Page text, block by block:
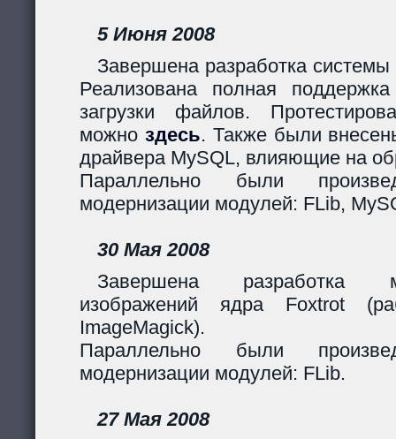
5 Июня 2008
Завершена разработка
Реализована полная
загрузки файлов.
можно здесь. Также были
драйвера MySQL, влияющие на
Параллельно были
модернизации модулей: FLib,
30 Мая 2008
Завершена разработка
изображений ядра Foxtrot
ImageMagick).
Параллельно были
модернизации модулей: FLib.
27 Мая 2008